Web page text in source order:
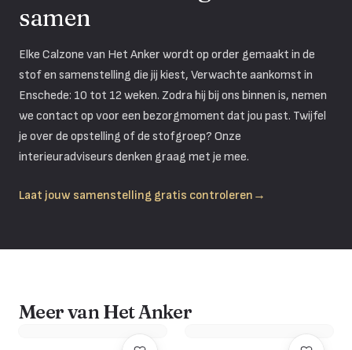
samen
Elke Calzone van Het Anker wordt op order gemaakt in de
stof en samenstelling die jij kiest, Verwachte aankomst in
Enschede: 10 tot 12 weken. Zodra hij bij ons binnen is, nemen
we contact op voor een bezorgmoment dat jou past. Twijfel
je over de opstelling of de stofgroep? Onze
interieuradviseurs denken graag met je mee.
Laat jouw samenstelling gratis controleren →
Meer van Het Anker